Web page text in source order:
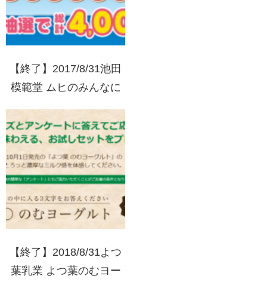
【終了】2017/8/31池田
模範堂 ムヒのみんなに
ャンペーン
【終了】2018/8/31よつ
葉乳業 よつ葉のむヨー